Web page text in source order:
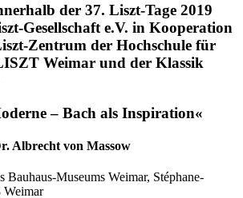
der 37. Liszt-Tage 2019
Gesellschaft e.V. in Kooperation
Zentrum der Hochschule für
Weimar und der Klassik
– Bach als Inspiration«
Albrecht von Massow
Bauhaus-Museums Weimar, Stéphane-
Weimar